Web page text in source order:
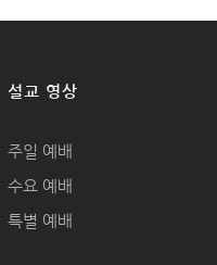
설교 영상
주일 예배
수요 예배
특별 예배